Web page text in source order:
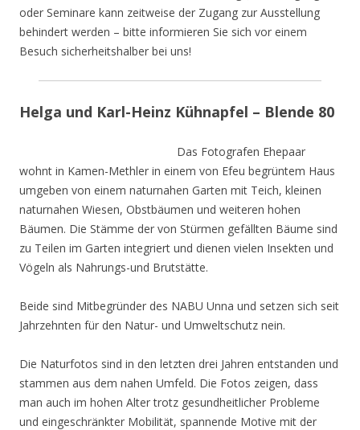
oder Seminare kann zeitweise der Zugang zur Ausstellung
behindert werden – bitte informieren Sie sich vor einem
Besuch sicherheitshalber bei uns!
Helga und Karl-Heinz Kühnapfel – Blende 80
Das Fotografen Ehepaar
wohnt in Kamen-Methler in einem von Efeu begrüntem Haus
umgeben von einem naturnahen Garten mit Teich, kleinen
naturnahen Wiesen, Obstbäumen und weiteren hohen
Bäumen. Die Stämme der von Stürmen gefällten Bäume sind
zu Teilen im Garten integriert und dienen vielen Insekten und
Vögeln als Nahrungs-und Brutstätte.
Beide sind Mitbegründer des NABU Unna und setzen sich seit
Jahrzehnten für den Natur- und Umweltschutz nein.
Die Naturfotos sind in den letzten drei Jahren entstanden und
stammen aus dem nahen Umfeld. Die Fotos zeigen, dass
man auch im hohen Alter trotz gesundheitlicher Probleme
und eingeschränkter Mobilität, spannende Motive mit der